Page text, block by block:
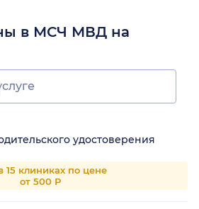
в МСЧ МВД на
удостоверения
15 клиниках по цене
от 500 Р